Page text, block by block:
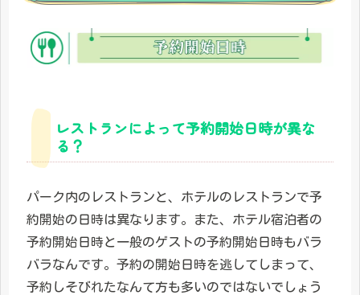
レストランによって予約開始日時が異な
る？
パーク内のレストランと、ホテルのレストランで予
約開始の日時は異なります。また、ホテル宿泊者の
予約開始日時と一般のゲストの予約開始日時もバラ
バラなんです。予約の開始日時を逃してしまって、
予約しそびれたなんて方も多いのではないでしょう